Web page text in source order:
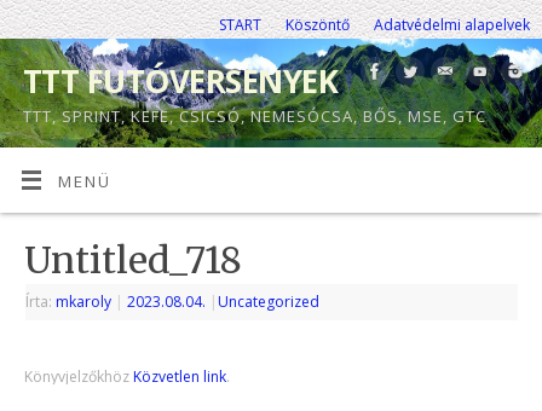
START Köszöntő Adatvédelmi alapelvek
TTT FUTÓVERSENYEK
TTT, SPRINT, KEFE, CSICSÓ, NEMESÓCSA, BŐS, MSE, GTC
MENÜ
Untitled_718
Írta: mkaroly | 2023.08.04. | Uncategorized
Könyvjelzőkhöz Közvetlen link.